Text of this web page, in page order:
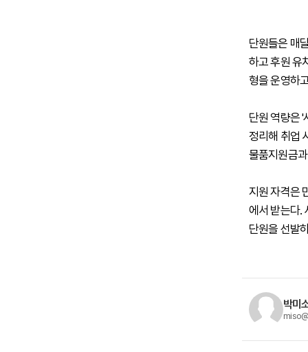
단원들은 매
하고 후원 유
형을 운영하
단원 역량은 '
정리해 취업
물품지원금
지원 자격은
에서 받는다.
단원을 선발
박미